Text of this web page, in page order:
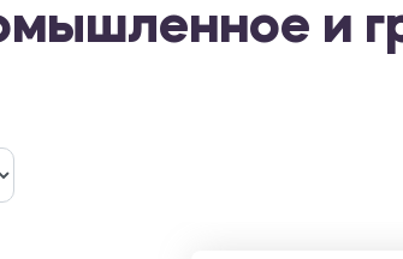
и